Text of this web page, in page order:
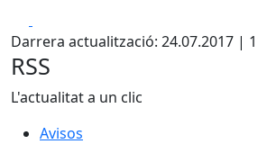
Darrera actualització: 24.07.2017 |
RSS
L'actualitat a un clic
Avisos